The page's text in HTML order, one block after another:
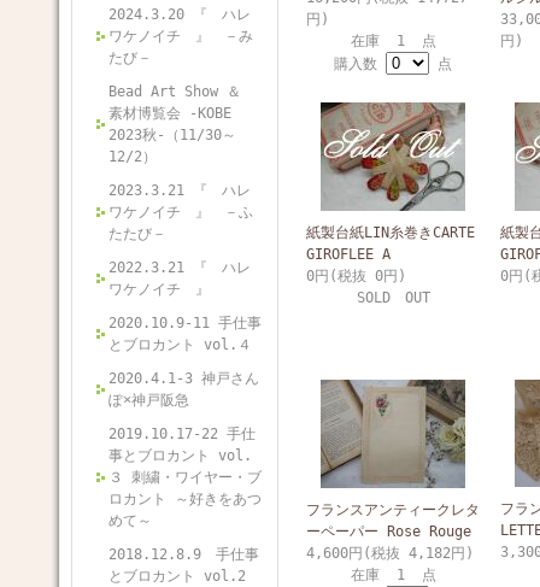
2024.3.20 『 ハレ
ワケノイチ 』 －み
たび－
Bead Art Show ＆
素材博覧会 -KOBE
2023秋-（11/30～
12/2）
2023.3.21 『 ハレ
ワケノイチ 』 －ふ
たたび－
2022.3.21 『 ハレ
ワケノイチ 』
2020.10.9-11 手仕事
とブロカント vol.４
2020.4.1-3 神戸さん
ぽ×神戸阪急
2019.10.17-22 手仕
事とブロカント vol.
３ 刺繍・ワイヤー・ブ
ロカント ～好きをあつ
めて～
2018.12.8.9 手仕事
とブロカント vol.2
円)
在庫 1 点
購入数
点
円)
紙製台紙LIN糸巻きCARTE
GIROFLEE A
0円(税抜 0円)
SOLD OUT
紙製
0円(
フランスアンティークレタ
ーペーパー Rose Rouge
4,600円(税抜 4,182円)
在庫 1 点
フラ